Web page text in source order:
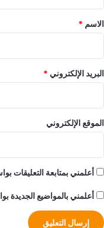
*
الاسم *
البريد الإلكتروني *
الموقع الإلكتروني
أعلمني بمتابعة التعليقات
أعلمني بالمواضيع الجديدة